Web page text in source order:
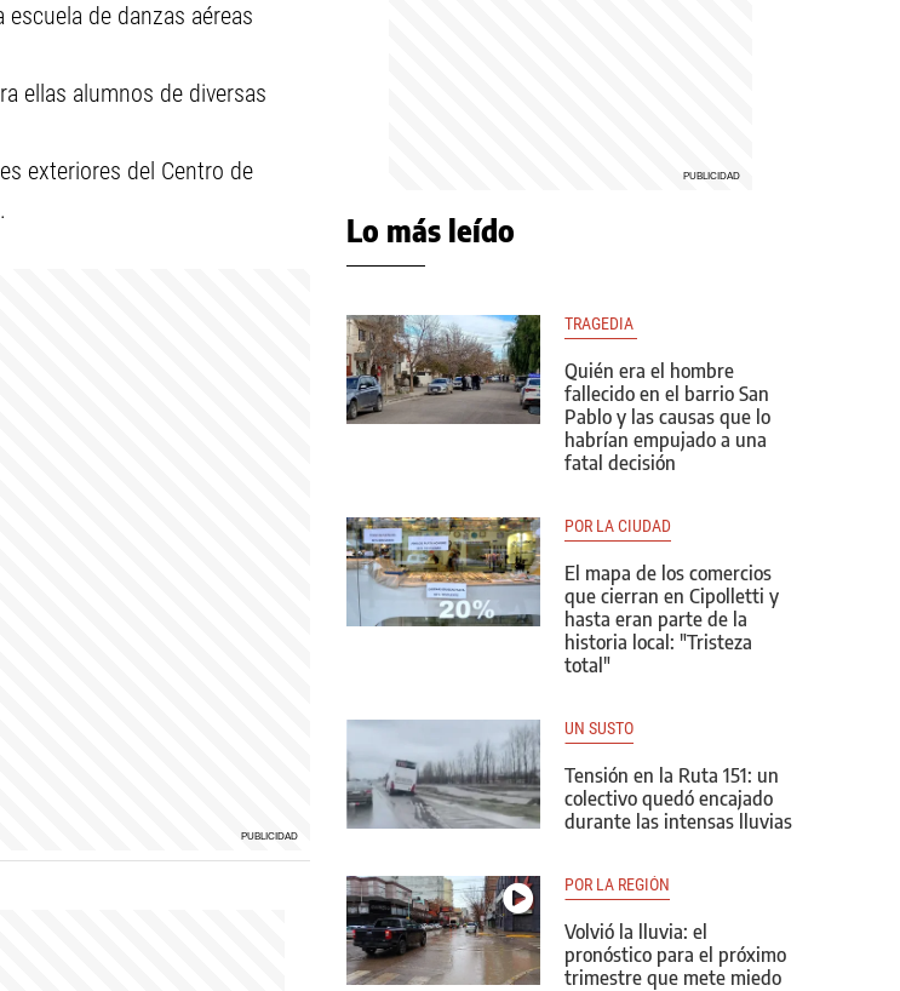
de danzas aéreas
ellas alumnos de diversas
exteriores del Centro de
Lo más leído
TRAGEDIA
Quién era el hombre
fallecido en el barrio San
Pablo y las causas que lo
habrían empujado a una
fatal decisión
POR LA CIUDAD
El mapa de los comercios
que cierran en Cipolletti y
hasta eran parte de la
historia local: "Tristeza
total"
UN SUSTO
Tensión en la Ruta 151: un
colectivo quedó encajado
durante las intensas lluvias
POR LA REGIÓN
Volvió la lluvia: el
pronóstico para el próximo
trimestre que mete miedo